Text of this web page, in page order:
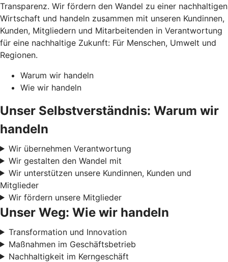
Transparenz. Wir fördern den Wandel zu einer nachhaltigen
Wirtschaft und handeln zusammen mit unseren Kundinnen,
Kunden, Mitgliedern und Mitarbeitenden in Verantwortung
für eine nachhaltige Zukunft: Für Menschen, Umwelt und
Regionen.
Warum wir handeln
Wie wir handeln
Unser Selbstverständnis: Warum wir
handeln
Wir übernehmen Verantwortung
Wir gestalten den Wandel mit
Wir unterstützen unsere Kundinnen, Kunden und
Mitglieder
Wir fördern unsere Mitglieder
Unser Weg: Wie wir handeln
Transformation und Innovation
Maßnahmen im Geschäftsbetrieb
Nachhaltigkeit im Kerngeschäft